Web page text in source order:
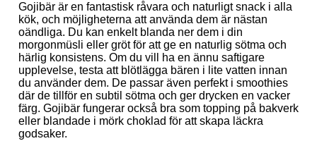
Gojibär är en fantastisk råvara och naturligt snack i alla
kök, och möjligheterna att använda dem är nästan
oändliga. Du kan enkelt blanda ner dem i din
morgonmüsli eller gröt för att ge en naturlig sötma och
härlig konsistens. Om du vill ha en ännu saftigare
upplevelse, testa att blötlägga bären i lite vatten innan
du använder dem. De passar även perfekt i smoothies
där de tillför en subtil sötma och ger drycken en vacker
färg. Gojibär fungerar också bra som topping på bakverk
eller blandade i mörk choklad för att skapa läckra
godsaker.